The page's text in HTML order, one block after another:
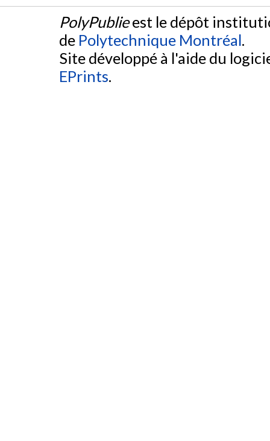
PolyPublieest le dépôt
de Polytechnique Montréal.
Site développé à l'aide du
EPrints.